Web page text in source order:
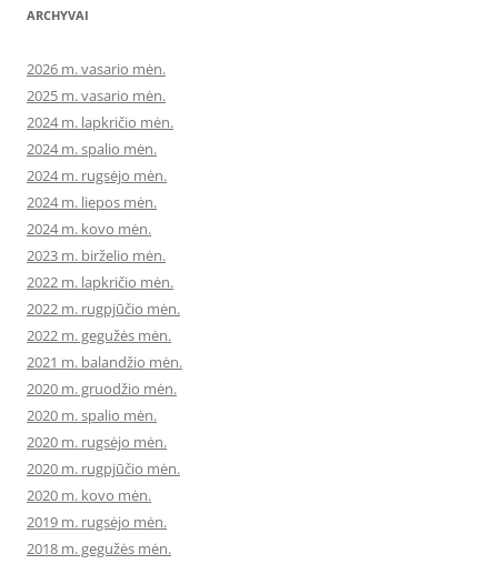
ARCHYVAI
2026 m. vasario mėn.
2025 m. vasario mėn.
2024 m. lapkričio mėn.
2024 m. spalio mėn.
2024 m. rugsėjo mėn.
2024 m. liepos mėn.
2024 m. kovo mėn.
2023 m. birželio mėn.
2022 m. lapkričio mėn.
2022 m. rugpjūčio mėn.
2022 m. gegužės mėn.
2021 m. balandžio mėn.
2020 m. gruodžio mėn.
2020 m. spalio mėn.
2020 m. rugsėjo mėn.
2020 m. rugpjūčio mėn.
2020 m. kovo mėn.
2019 m. rugsėjo mėn.
2018 m. gegužės mėn.